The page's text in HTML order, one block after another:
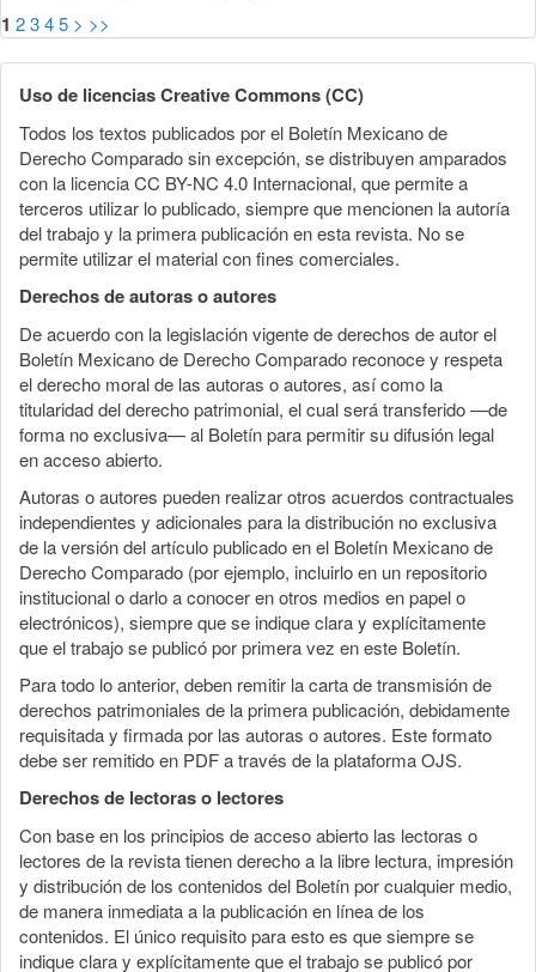
1 2345 > >>
Uso de licencias Creative Commons (CC)
Todos los textos publicados por el Boletín Mexicano de
Derecho Comparado sin excepción, se distribuyen amparados
con la licencia CC BY-NC 4.0 Internacional, que permite a
terceros utilizar lo publicado, siempre que mencionen la autoría
del trabajo y la primera publicación en esta revista. No se
permite utilizar el material con fines comerciales.
Derechos de autoras o autores
De acuerdo con la legislación vigente de derechos de autor el
Boletín Mexicano de Derecho Comparado reconoce y respeta
el derecho moral de las autoras o autores, así como la
titularidad del derecho patrimonial, el cual será transferido —de
forma no exclusiva— al Boletín para permitir su difusión legal
en acceso abierto.
Autoras o autores pueden realizar otros acuerdos contractuales
independientes y adicionales para la distribución no exclusiva
de la versión del artículo publicado en el Boletín Mexicano de
Derecho Comparado (por ejemplo, incluirlo en un repositorio
institucional o darlo a conocer en otros medios en papel o
electrónicos), siempre que se indique clara y explícitamente
que el trabajo se publicó por primera vez en este Boletín.
Para todo lo anterior, deben remitir la carta de transmisión de
derechos patrimoniales de la primera publicación, debidamente
requisitada y firmada por las autoras o autores. Este formato
debe ser remitido en PDF a través de la plataforma OJS.
Derechos de lectoras o lectores
Con base en los principios de acceso abierto las lectoras o
lectores de la revista tienen derecho a la libre lectura, impresión
y distribución de los contenidos del Boletín por cualquier medio,
de manera inmediata a la publicación en línea de los
contenidos. El único requisito para esto es que siempre se
indique clara y explícitamente que el trabajo se publicó por